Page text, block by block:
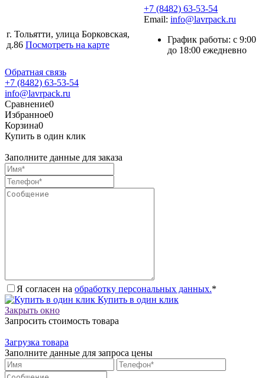
г. Тольятти, улица Борковская,
д.86 Посмотреть на карте
+7 (8482) 63-53-54
Email: info@lavrpack.ru
График работы: с 9:00
до 18:00 ежедневно
Обратная связь
+7 (8482) 63-53-54
info@lavrpack.ru
Сравнение0
Избранное0
Корзина0
Купить в один клик
Заполните данные для заказа
Я согласен на обработку персональных данных.*
Купить в один клик
Закрыть окно
Запросить стоимость товара
Загрузка товара
Заполните данные для запроса цены